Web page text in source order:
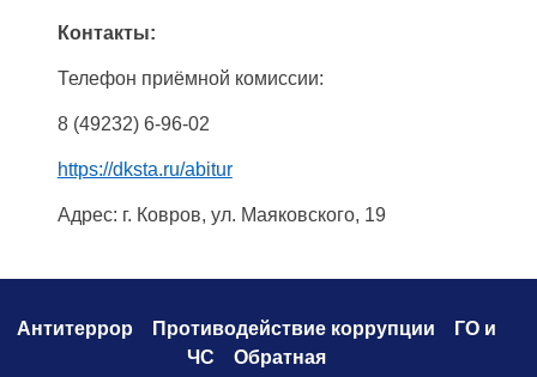
Контакты:
Телефон приёмной комиссии:
8 (49232) 6-96-02
https://dksta.ru/abitur
Адрес: г. Ковров, ул. Маяковского, 19
Антитеррор Противодействие коррупции
ГО и
ЧС
Обратная